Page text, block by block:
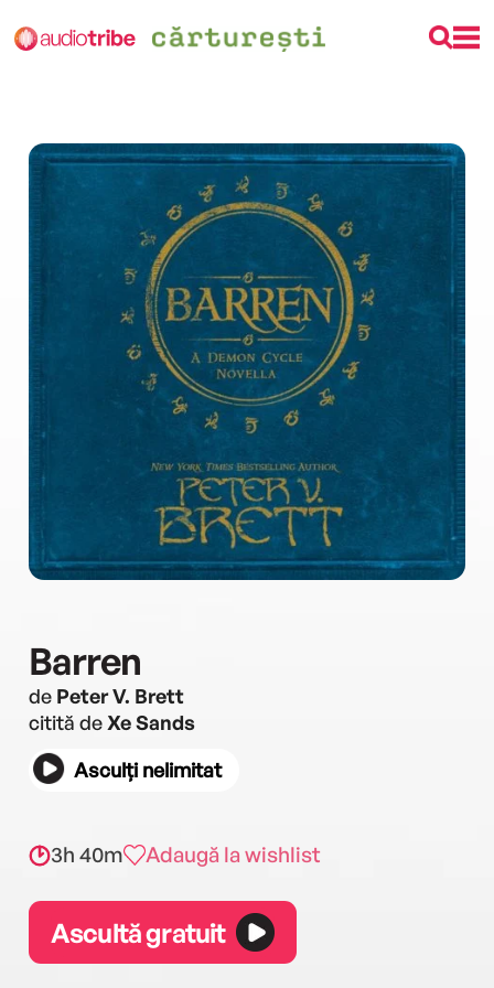
Barren
de Peter V. Brett
citită de Xe Sands
Asculți nelimitat
3h 40m Adaugă la wishlist
Ascultă gratuit